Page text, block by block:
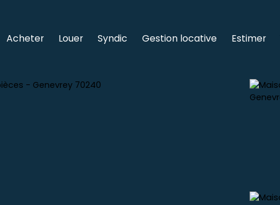
Acheter Louer Syndic Gestion locative Estimer